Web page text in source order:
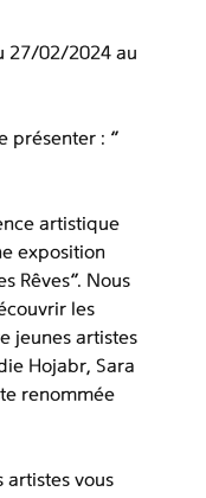
27/02/2024 au
présenter : “
artistique
exposition
Rêves”. Nous
les
jeunes artistes
Hojabr, Sara
renommée
artistes vous